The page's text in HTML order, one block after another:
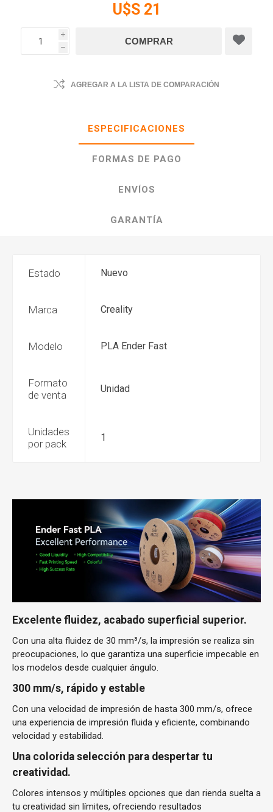
U$S 21
i
h
AGREGAR A LA LISTA DE COMPARACIÓN
ESPECIFICACIONES
FORMAS DE PAGO
ENVÍOS
GARANTÍA
Estado Nuevo
Marca Creality
Modelo PLA Ender Fast
Formato
de venta
Unidad
Unidades
por pack
1
Excelente fluidez, acabado superficial superior.
Con una alta fluidez de 30 mm³/s, la impresión se realiza sin
preocupaciones, lo que garantiza una superficie impecable en
los modelos desde cualquier ángulo.
300 mm/s, rápido y estable
Con una velocidad de impresión de hasta 300 mm/s, ofrece
una experiencia de impresión fluida y eficiente, combinando
velocidad y estabilidad.
Una colorida selección para despertar tu
creatividad.
Colores intensos y múltiples opciones que dan rienda suelta a
tu creatividad sin límites, ofreciendo resultados